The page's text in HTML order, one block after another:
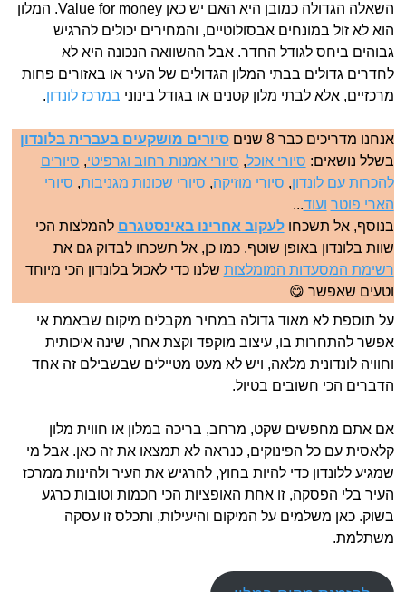
השאלה הגדולה כמובן היא האם יש כאן Value for money. המלון
הוא לא זול במונחים אבסולוטיים, והמחירים יכולים להרגיש
גבוהים ביחס לגודל החדר. אבל ההשוואה הנכונה היא לא
לחדרים גדולים בבתי המלון הגדולים של העיר או באזורים פחות
מרכזיים, אלא לבתי מלון קטנים או בגודל בינוני במרכז לונדון.
אנחנו מדריכים כבר 8 שנים
סיורים מושקעים בעברית בלונדון
בשלל נושאים: סיורי אוכל, סיורי אמנות רחוב וגרפיטי, סיורים
להכרות עם לונדון, סיורי מוזיקה, סיורי שכונות מגניבות, סיורי
הארי פוטר ועוד...
בנוסף, אל תשכחולעקוב אחרינו באינסטגרם להמלצות הכי
שוות בלונדון באופן שוטף. כמו כן, אל תשכחו לבדוק גם את
רשימת המסעדות המומלצות שלנו כדי לאכול בלונדון הכי מיוחד
וטעים שאפשר 😋
על תוספת לא מאוד גדולה במחיר מקבלים מיקום שבאמת אי
אפשר להתחרות בו, עיצוב מוקפד וקצת אחר, שינה איכותית
וחוויה לונדונית מלאה, ויש לא מעט מטיילים שבשבילם זה אחד
הדברים הכי חשובים בטיול.
אם אתם מחפשים שקט, מרחב, בריכה במלון או חווית מלון
קלאסית עם כל הפינוקים, כנראה לא תמצאו את זה כאן. אבל מי
שמגיע ללונדון כדי להיות בחוץ, להרגיש את העיר ולהינות ממרכז
העיר בלי הפסקה, זו אחת האופציות הכי חכמות וטובות כרגע
בשוק. כאן משלמים על המיקום והיעילות, ותכלס זו עסקה
משתלמת.